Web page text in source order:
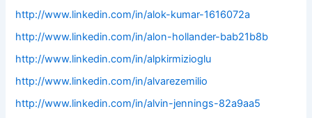
http://www.linkedin.com/in/alok-kumar-1616072a
http://www.linkedin.com/in/alon-hollander-bab21b8b
http://www.linkedin.com/in/alpkirmizioglu
http://www.linkedin.com/in/alvarezemilio
http://www.linkedin.com/in/alvin-jennings-82a9aa5